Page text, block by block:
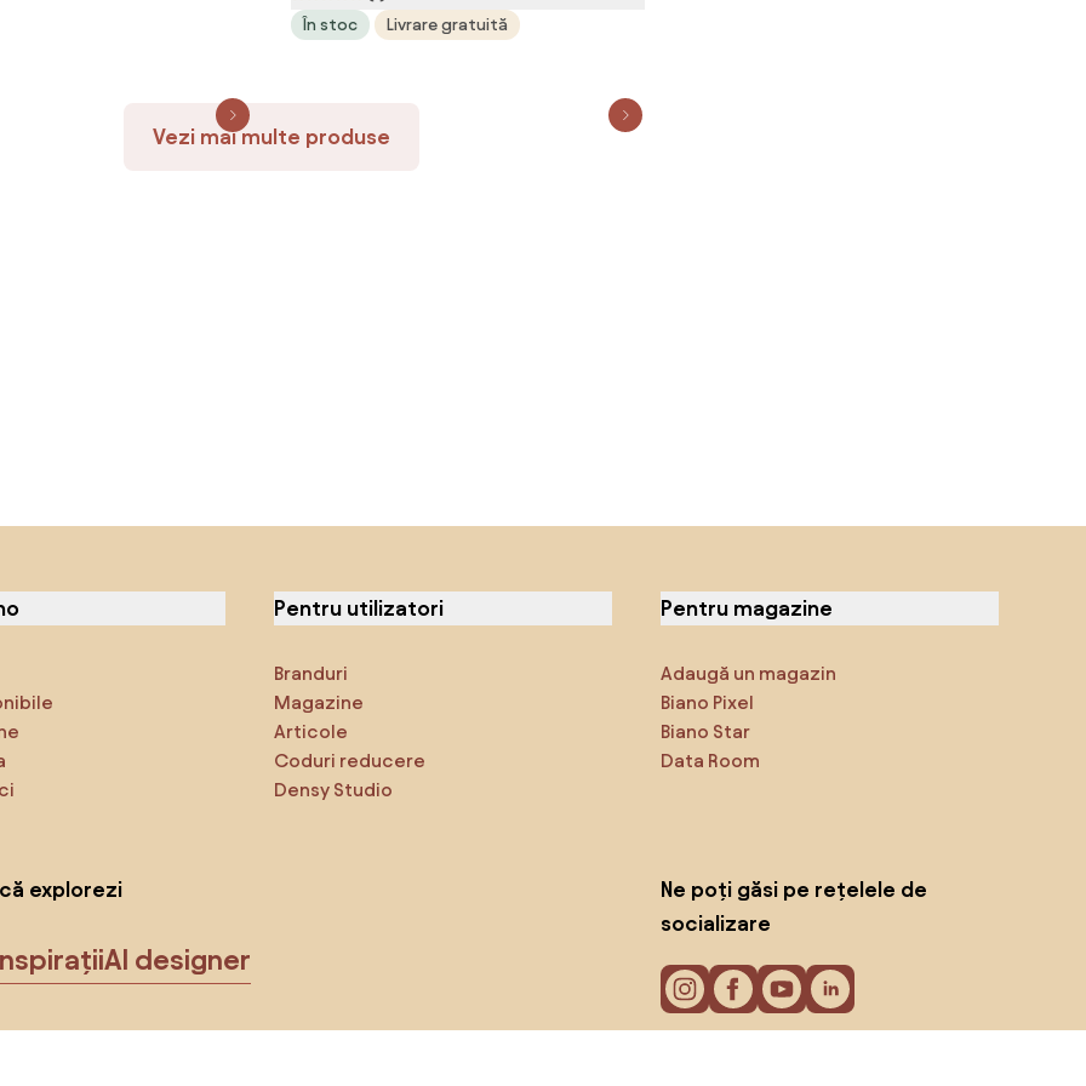
În stoc
Livrare gratuită
Vezi mai multe produse
Pentru utilizatori
Branduri
Magazine
Articole
Coduri reducere
Densy Studio
Pentru magazine
Adaugă un magazin
Biano Pixel
Biano Star
Data Room
explorezi
AI designer
Ne poți găsi pe rețelele de
socializare